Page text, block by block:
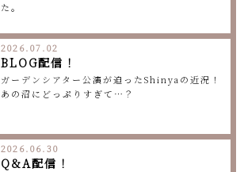
た。
2026.07.02
BLOG配信！
ガーデンシアター公演が迫ったShinyaの近況！
あの沼にどっぷりすぎて…？
2026.06.30
Q&A配信！